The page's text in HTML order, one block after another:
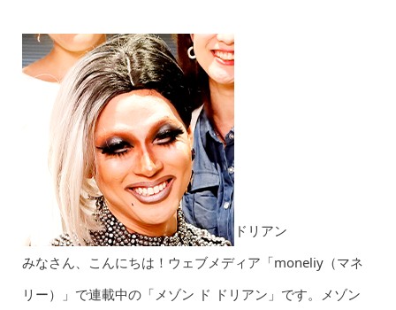
ドリアン
みなさん、こんにちは！ウェブメディア「moneliy（マネ
リー）」で連載中の「メゾン ド ドリアン」です。メゾン